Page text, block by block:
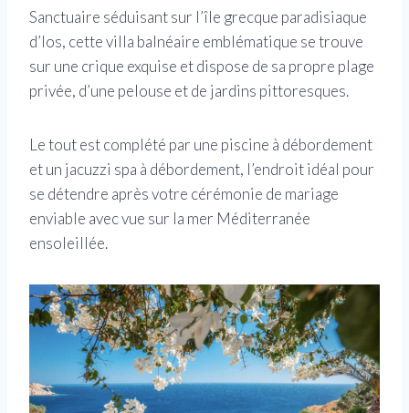
Sanctuaire séduisant sur l’île grecque paradisiaque
d’Ios, cette villa balnéaire emblématique se trouve
sur une crique exquise et dispose de sa propre plage
privée, d’une pelouse et de jardins pittoresques.
Le tout est complété par une piscine à débordement
et un jacuzzi spa à débordement, l’endroit idéal pour
se détendre après votre cérémonie de mariage
enviable avec vue sur la mer Méditerranée
ensoleillée.